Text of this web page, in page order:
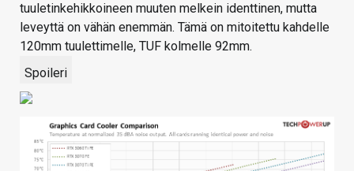
tuuletinkehikkoineen muuten melkein identtinen, mutta
leveyttä on vähän enemmän. Tämä on mitoitettu kahdelle
120mm tuulettimelle, TUF kolmelle 92mm.
Spoileri